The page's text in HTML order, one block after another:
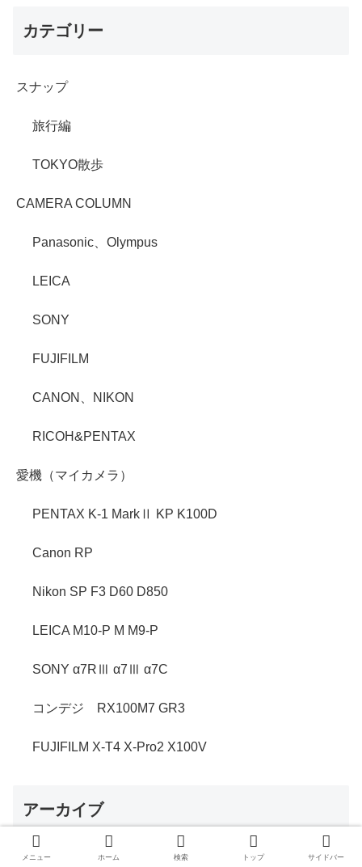
カテゴリー
スナップ
旅行編
TOKYO散歩
CAMERA COLUMN
Panasonic、Olympus
LEICA
SONY
FUJIFILM
CANON、NIKON
RICOH&PENTAX
愛機（マイカメラ）
PENTAX K-1 MarkⅡ KP K100D
Canon RP
Nikon SP F3 D60 D850
LEICA M10-P M M9-P
SONY α7RⅢ α7Ⅲ α7C
コンデジ RX100M7 GR3
FUJIFILM X-T4 X-Pro2 X100V
アーカイブ
メニュー ホーム 検索 トップ サイドバー